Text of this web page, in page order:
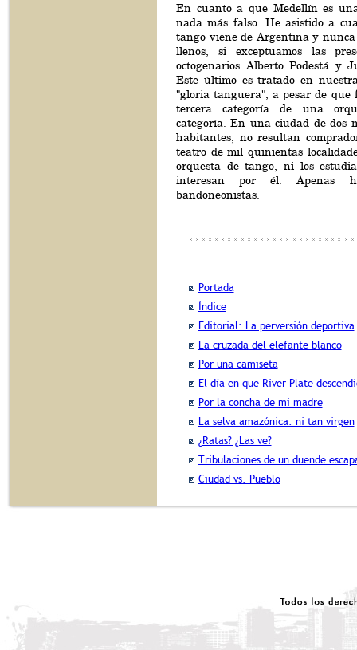
En cuanto a que Medellín es
nada más falso. He asistido a
tango viene de Argentina y
llenos, si exceptuamos las
octogenarios Alberto Podestá y
Este último es tratado en
"gloria tanguera", a pesar de que
tercera categoría de una
categoría. En una ciudad de dos
habitantes, no resultan
teatro de mil quinientas
orquesta de tango, ni los
interesan por él. Apenas
bandoneonistas.
Portada
Índice
Editorial: La perversión deportiva
La cruzada del elefante blanco
Por una camiseta
El día en que River Plate
Por la concha de mi madre
La selva amazónica: ni tan virgen
¿Ratas? ¿Las ve?
Tribulaciones de un duende
Ciudad vs. Pueblo